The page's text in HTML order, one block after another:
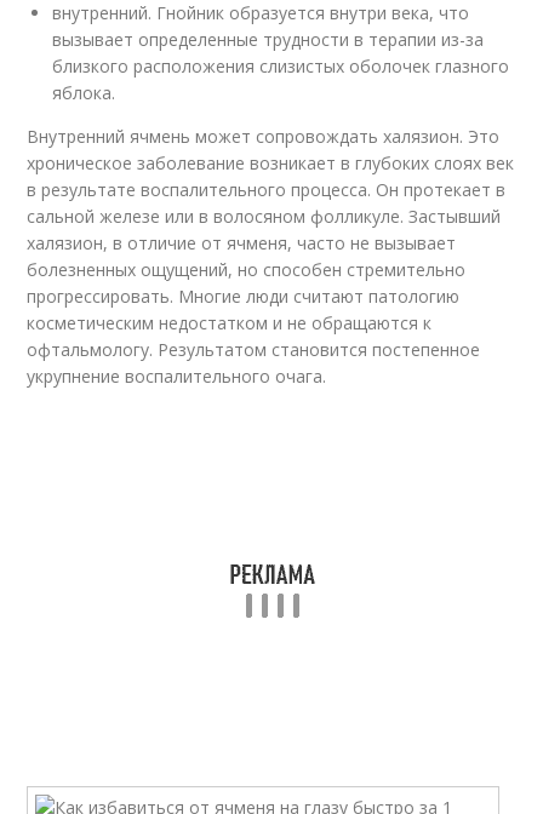
внутренний. Гнойник образуется внутри века, что
вызывает определенные трудности в терапии из-за
близкого расположения слизистых оболочек глазного
яблока.
Внутренний ячмень может сопровождать халязион. Это
хроническое заболевание возникает в глубоких слоях век
в результате воспалительного процесса. Он протекает в
сальной железе или в волосяном фолликуле. Застывший
халязион, в отличие от ячменя, часто не вызывает
болезненных ощущений, но способен стремительно
прогрессировать. Многие люди считают патологию
косметическим недостатком и не обращаются к
офтальмологу. Результатом становится постепенное
укрупнение воспалительного очага.